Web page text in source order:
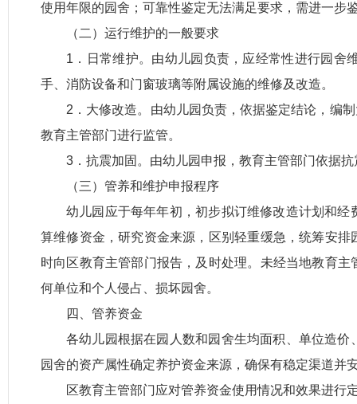
使用年限的园舍；可靠性鉴定无法满足要求，需进一步
（二）运行维护的一般要求
1．日常维护。由幼儿园负责，应经常性进行园舍
手、消防设备和门窗玻璃等附属设施的维修及改造。
2．大修改造。由幼儿园负责，依据鉴定结论，编
教育主管部门进行监管。
3．抗震加固。由幼儿园申报，教育主管部门依据
（三）管养和维护申报程序
幼儿园应于每年年初，初步拟订维修改造计划和
算维修资金，研究资金来源，区别轻重缓急，统筹安
时向区教育主管部门报告，及时处理。未经当地教育
何单位和个人侵占、损坏园舍。
四、管养资金
各幼儿园根据在园人数和园舍生均面积、单位造
园舍的资产属性确定养护资金来源，确保有稳定渠道并
区教育主管部门应对管养资金使用情况和效果进行